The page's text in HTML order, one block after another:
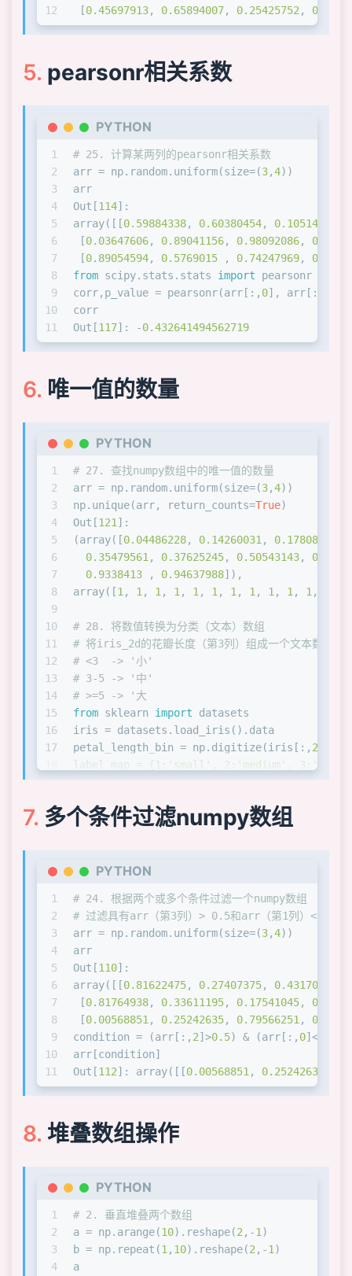
12 [0.45697913, 0.65894007, 0.25425752,
pearsonr相关系数
PYTHON
1
2
3
4
5
6
7
8
9
10
11
# 25. 计算某两列的pearsonr相关系数
arr = np.random.uniform(size=(3,4))
arr
Out[114]:
array([[0.59884338, 0.60380454, 0.10514769
[0.03647606, 0.89041156, 0.98092086,
[0.89054594, 0.5769015 , 0.74247969,
from scipy.stats.stats import pearsonr
corr,p_value = pearsonr(arr[:, 0], arr[:,
corr
Out[117]: -0.432641494562719
唯一值的数量
PYTHON
1
2
3
4
5
6
7
8
9
10
11
12
13
14
15
16
17
19
21
# 27. 查找numpy数组中的唯一值的数量
arr = np.random.uniform(size=(3,4))
np.unique(arr, return_counts=True)
Out[121 ]:
(array([0.04486228, 0.14260031 , 0.17808099
0.35479561 , 0.37625245, 0.50543143,
0.9338413 , 0.94637988]),
array([1 , 1 , 1 , 1 , 1 , 1 , 1 , 1 , 1 , 1 , 1 ,
# 28. 将数值转换为分类（文本）数组
# 将iris_2d的花瓣长度（第3列）组成一个文本数组
# <3  -> '小'
# 3-5 -> '中'
# >=5 -> '大
from sklearn import datasets
iris = datasets.load_iris().data
petal_length_bin = np.digitize(iris[:, 2
label_map = {1 'small' 2 'medium' 3
petal_length_cat = [label_map[x] for x
Out[130]: ['small', 'small', 'small'
多个条件过滤numpy数组
PYTHON
1
2
3
4
5
6
7
8
9
10
11
# 24. 根据两个或多个条件过滤一个numpy数组
# 过滤具有arr（第3列）> 0.5和arr（第1列）<0.8的
arr = np.random.uniform(size=(3,4))
arr
Out[110]:
array([[0.81622475, 0.27407375, 0.43170418
[0.81764938, 0.33611195, 0.17541045,
[0.00568851 , 0.25242635, 0.79566251 ,
condition = (arr[:, 2]>0.5) & (arr[:, 0]<
arr[condition]
Out[112]: array([[0.00568851 , 0.25242635
堆叠数组操作
PYTHON
1
2
3
4
# 2. 垂直堆叠两个数组
a = np.arange(10).reshape(2 ,-1 )
b = np.repeat(1 , 10).reshape(2 ,-1 )
a